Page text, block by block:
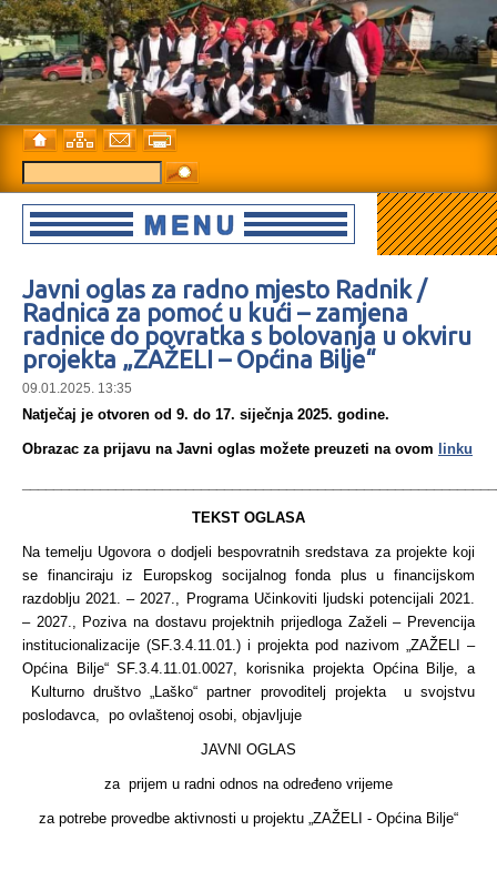
Javni oglas za radno mjesto Radnik /
Radnica za pomoć u kući – zamjena
radnice do povratka s bolovanja u okviru
projekta „ZAŽELI – Općina Bilje“
09.01.2025. 13:35
Natječaj je otvoren od 9. do 17. siječnja 2025. godine.
Obrazac za prijavu na Javni oglas možete preuzeti na ovom linku
TEKST OGLASA
Na temelju Ugovora o dodjeli bespovratnih sredstava za projekte koji
se financiraju iz Europskog socijalnog fonda plus u financijskom
razdoblju 2021. – 2027., Programa Učinkoviti ljudski potencijali 2021.
– 2027., Poziva na dostavu projektnih prijedloga Zaželi – Prevencija
institucionalizacije (SF.3.4.11.01.) i projekta pod nazivom „ZAŽELI –
Općina Bilje“ SF.3.4.11.01.0027, korisnika projekta Općina Bilje, a
Kulturno društvo „Laško“ partner provoditelj projekta u svojstvu
poslodavca, po ovlaštenoj osobi, objavljuje
JAVNI OGLAS
za prijem u radni odnos na određeno vrijeme
za potrebe provedbe aktivnosti u projektu „ZAŽELI - Općina Bilje“